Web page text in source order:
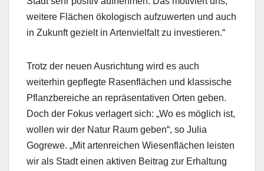
weitere Flächen ökologisch aufzuwerten und auch
in Zukunft gezielt in Artenvielfalt zu investieren.“
Trotz der neuen Ausrichtung wird es auch
weiterhin gepflegte Rasenflächen und klassische
Pflanzbereiche an repräsentativen Orten geben.
Doch der Fokus verlagert sich: „Wo es möglich ist,
wollen wir der Natur Raum geben“, so Julia
Gogrewe. „Mit artenreichen Wiesenflächen leisten
wir als Stadt einen aktiven Beitrag zur Erhaltung